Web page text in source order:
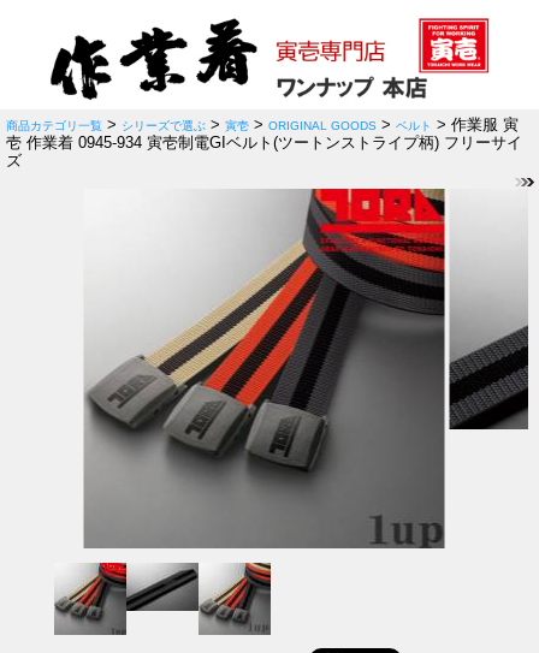
商品カテゴリ一覧 > シリーズで選ぶ > 寅壱 > ORIGINAL GOODS > ベルト > 作業服 寅
壱 作業着 0945-934 寅壱制電GIベルト(ツートンストライプ柄) フリーサイ
ズ